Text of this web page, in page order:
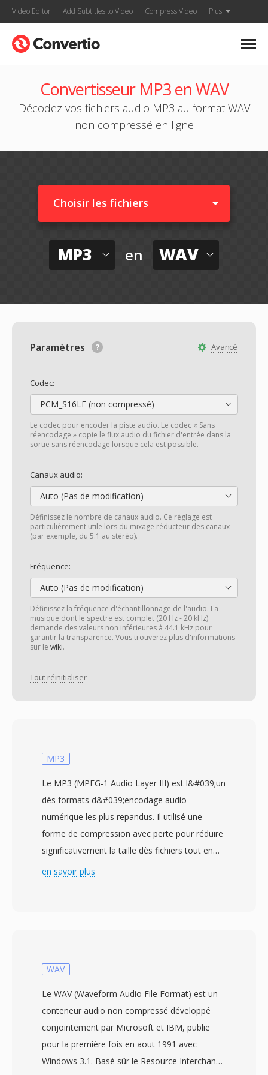
Video Editor Add Subtitles to Video Compress Video Plus
Convertisseur MP3 en WAV
Décodez vos fichiers audio MP3 au format WAV
non compressé en ligne
Choisir les fichiers
MP3 en WAV
Avancé
Paramètres
Codec:
PCM_S16LE (non compressé)
Le codec pour encoder la piste audio. Le codec « Sans
réencodage » copie le flux audio du fichier d'entrée dans la
sortie sans réencodage lorsque cela est possible.
Canaux audio:
Auto (Pas de modification)
Définissez le nombre de canaux audio. Ce réglage est
particulièrement utile lors du mixage réducteur des canaux
(par exemple, du 5.1 au stéréo).
Fréquence:
Auto (Pas de modification)
Définissez la fréquence d'échantillonnage de l'audio. La
musique dont le spectre est complet (20 Hz - 20 kHz)
demande des valeurs non inférieures à 44.1 kHz pour
garantir la transparence. Vous trouverez plus d'informations
sur le wiki.
Tout réinitialiser
MP3
Le MP3 (MPEG-1 Audio Layer III) est l&#039;un
dès formats d&#039;encodage audio
numérique les plus repandus. Il utilisé une
forme de compression avec perte pour réduire
significativement la taille dès fichiers tout en
conservant une qualité sonore proche de celle
1993 dans le cadre de la spécification MPEG-1.
différents débits binaires, allant couramment
de 128 kbit/s à 320 kbit/s, permettant àux
utilisateurs d&#039;ajuster l&#039;équilibre
entre taille de fichier et fidélité audio.
en savoir plus
WAV
Le WAV (Waveform Audio File Format) est un
conteneur audio non compressé développé
conjointement par Microsoft et IBM, publie
pour la première fois en aout 1991 avec
Windows 3.1. Basé sûr le Resource Interchange